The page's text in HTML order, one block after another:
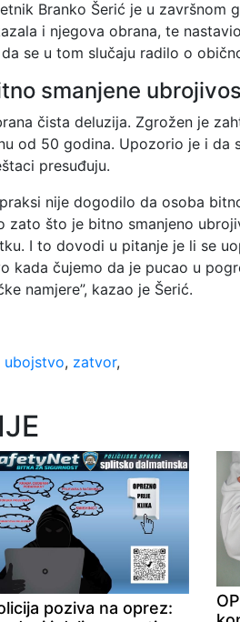
Branko Šerić je u završnom
i njegova obrana, te
se u tom slučaju radilo o
smanjene
čista deluzija. Zgrožen je
od 50 godina. Upozorio je i da
presuđuju.
nije dogodilo da osoba
zato što je bitno smanjeno
I to dovodi u pitanje je li se
kada čujemo da je pucao u
namjere”, kazao je Šerić.
ubojstvo, zatvor,
poziva na oprez: